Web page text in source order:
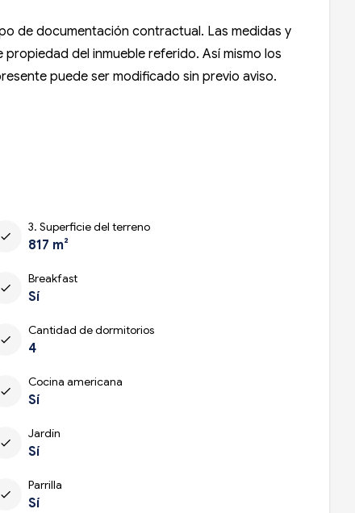
de documentación contractual. Las medidas y
del inmueble referido. Así mismo los
puede ser modificado sin previo aviso.
check
3. Superficie del terreno
817 m²
check
Breakfast
Sí
check
Cantidad de dormitorios
4
check
Cocina americana
Sí
check
Jardín
Sí
check
Parrilla
Sí